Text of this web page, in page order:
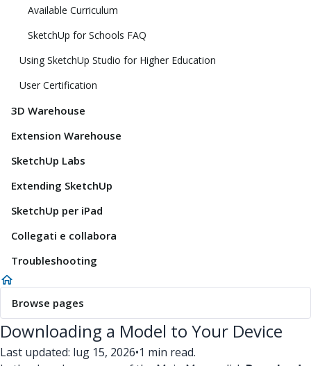
Available Curriculum
SketchUp for Schools FAQ
Using SketchUp Studio for Higher Education
User Certification
3D Warehouse
Extension Warehouse
SketchUp Labs
Extending SketchUp
SketchUp per iPad
Collegati e collabora
Troubleshooting
Browse pages
Downloading a Model to Your Device
Last updated: lug 15, 2026•1 min read.